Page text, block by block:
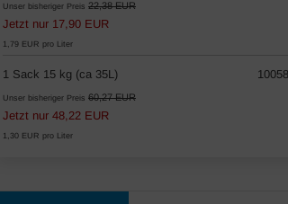
Unser bisheriger Preis 22,38 EUR
Jetzt nur 17,90 EUR
1,79 EUR pro Liter
1 Sack 15 kg (ca 35L)
Unser bisheriger Preis 60,27 EUR
Jetzt nur 48,22 EUR
1,30 EUR pro Liter